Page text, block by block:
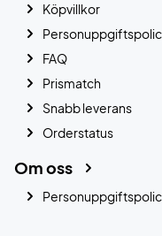
Köpvillkor
FAQ
Prismatch
Snabb leverans
Orderstatus
Om oss